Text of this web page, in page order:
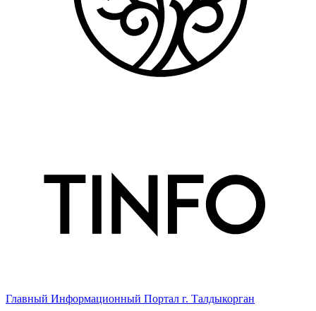
Главный Информационный Портал г. Талдыкорган